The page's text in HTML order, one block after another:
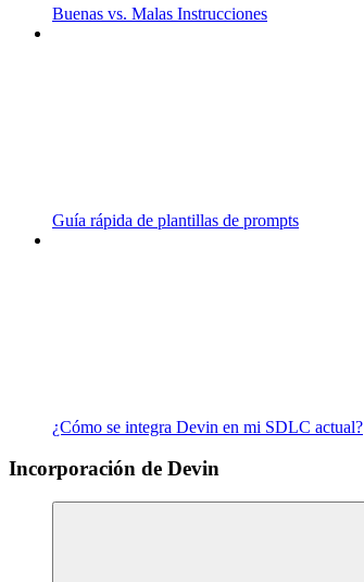
Buenas vs. Malas Instrucciones
Guía rápida de plantillas de prompts
¿Cómo se integra Devin en mi SDLC actual?
Incorporación de Devin